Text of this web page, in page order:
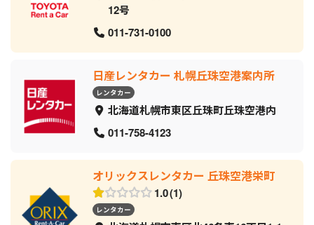
12号
011-731-0100
日産レンタカー 札幌丘珠空港案内所
レンタカー
北海道札幌市東区丘珠町丘珠空港内
011-758-4123
オリックスレンタカー 丘珠空港栄町
1.0 1
レンタカー